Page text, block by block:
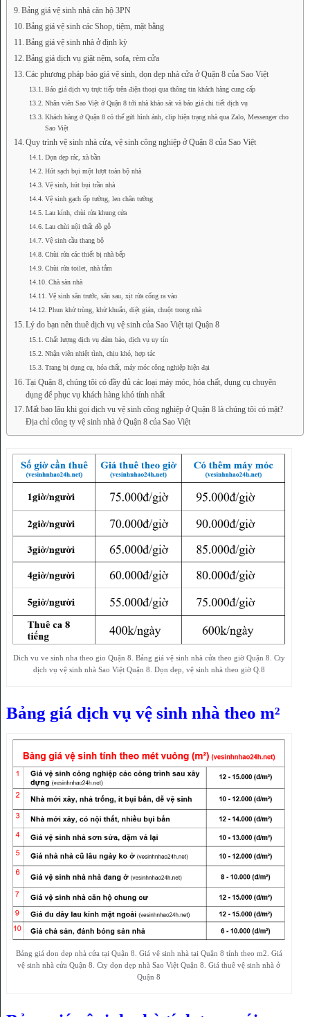
Bảng giá vệ sinh nhà căn hộ 3PN
Bảng giá vệ sinh các Shop, tiệm, mặt bằng
Bảng giá vệ sinh nhà ở định kỳ
Bảng giá dịch vụ giặt nệm, sofa, rèm cửa
Các phương pháp báo giá vệ sinh, dọn dẹp nhà cửa ở Quận 8 của Sao Việt
Báo giá dịch vụ trực tiếp trên điện thoại qua thông tin khách hàng cung cấp
Nhân viên Sao Việt ở Quận 8 tới nhà khảo sát và báo giá chi tiết dịch vụ
Khách hàng ở Quận 8 có thể gửi hình ảnh, clip hiện trạng nhà qua Zalo, Messenger cho
Sao Việt
Quy trình vệ sinh nhà cửa, vệ sinh công nghiệp ở Quận 8 của Sao Việt
Dọn dẹp rác, xà bần
Hút sạch bụi một lượt toàn bộ nhà
Vệ sinh, hút bụi trần nhà
Vệ sinh gạch ốp tường, len chân tường
Lau kính, chùi rửa khung cửa
Lau chùi nội thất đồ gỗ
Vệ sinh cầu thang bộ
Chùi rửa các thiết bị nhà bếp
Chùi rửa toilet, nhà tắm
Chà sàn nhà
Vệ sinh sân trước, sân sau, xịt rửa cổng ra vào
Phun khử trùng, khử khuẩn, diệt gián, chuột trong nhà
Lý do bạn nên thuê dịch vụ vệ sinh của Sao Việt tại Quận 8
Chất lượng dịch vụ đảm bảo, dịch vụ uy tín
Nhận viên nhiệt tình, chịu khó, hợp tác
Trang bị dụng cụ, hóa chất, máy móc công nghiệp hiện đại
Tại Quận 8, chúng tôi có đầy đủ các loại máy móc, hóa chất, dụng cụ chuyên
dụng để phục vụ khách hàng khó tính nhất
Mất bao lâu khi gọi dịch vụ vệ sinh công nghiệp ở Quận 8 là chúng tôi có mặt?
Địa chỉ công ty vệ sinh nhà ở Quận 8 của Sao Việt
Dich vu ve sinh nha theo gio Quận 8. Bảng giá vệ sinh nhà cửa theo giờ Quận 8. Cty
dịch vụ vệ sinh nhà Sao Việt Quận 8. Dọn dẹp, vệ sinh nhà theo giờ Q.8
Bảng giá dịch vụ vệ sinh nhà theo m²
Bảng giá don dep nhà cửa tại Quận 8. Giá vệ sinh nhà tại Quận 8 tính theo m2. Giá
vệ sinh nhà cửa Quận 8. Cty dọn dẹp nhà Sao Việt Quận 8. Giá thuê vệ sinh nhà ở
Quận 8